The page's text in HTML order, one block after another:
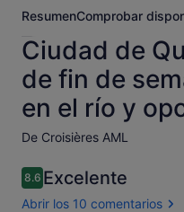
ResumenComprobar
Ciudad de
de fin de
en el río y
De Croisières AML
8.68.6 sobre 10
Excelente
Abrir los 10 comentarios